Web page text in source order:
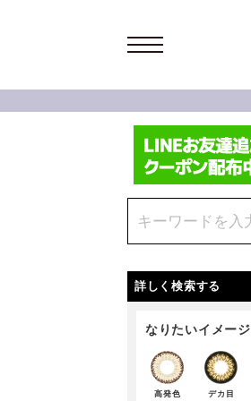
詳しく検索する
なりたいイメージ
高発色 デカ目